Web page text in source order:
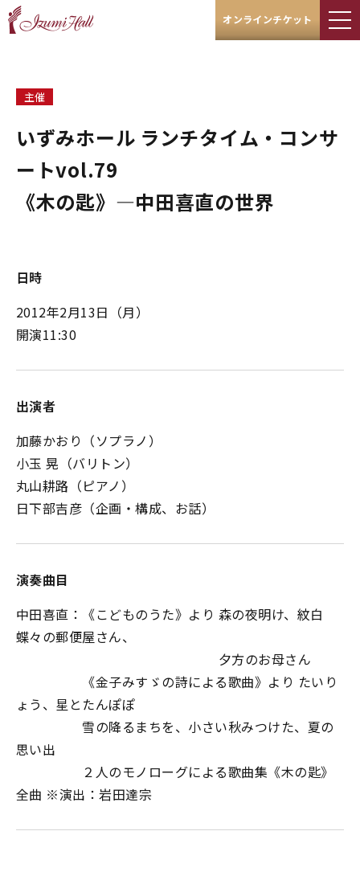
オンラインチケット
主催
いずみホール ランチタイム・コンサ
ートvol.79
《木の匙》―中田喜直の世界
日時
2012年2月13日（月）
開演11:30
出演者
加藤かおり（ソプラノ）
小玉 晃（バリトン）
丸山耕路（ピアノ）
日下部吉彦（企画・構成、お話）
演奏曲目
中田喜直：《こどものうた》より 森の夜明け、紋白
蝶々の郵便屋さん、
夕方のお母さん
《金子みすゞの詩による歌曲》より たいり
ょう、星とたんぽぽ
雪の降るまちを、小さい秋みつけた、夏の
思い出
２人のモノローグによる歌曲集《木の匙》
全曲 ※演出：岩田達宗